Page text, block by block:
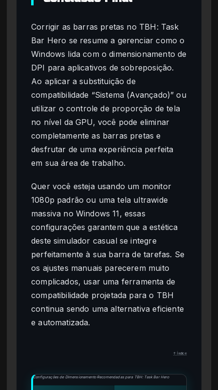
Corrigir as barras pretas no TBH: Task
Bar Hero se resume a gerenciar como o
Windows lida com o dimensionamento de
DPI para aplicativos de sobreposição.
Ao aplicar a substituição de
compatibilidade “Sistema (Avançado)” ou
utilizar o controle de proporção de tela
no nível da GPU, você pode eliminar
completamente as barras pretas e
desfrutar de uma experiência perfeita
em sua área de trabalho.
Quer você esteja usando um monitor
1080p padrão ou uma tela ultrawide
massiva no Windows 11, essas
configurações garantem que a estética
deste simulador casual se integre
perfeitamente à sua barra de tarefas. Se
os ajustes manuais parecerem muito
complicados, usar uma ferramenta de
compatibilidade projetada para o TBH
continua sendo uma alternativa eficiente
e automatizada.
↑ Índice
Configurações de Dimensionamento Recomendadas para TBH: Task Bar Hero